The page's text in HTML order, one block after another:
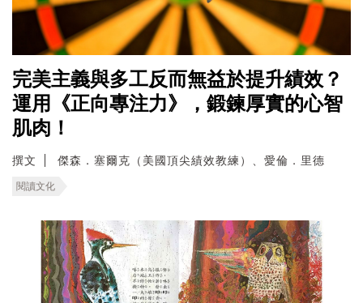
完美主義與多工反而無益於提升績效？
運用《正向專注力》，鍛鍊厚實的心智
肌肉！
撰文 傑森．塞爾克（美國頂尖績效教練）、愛倫．里德
閱讀文化